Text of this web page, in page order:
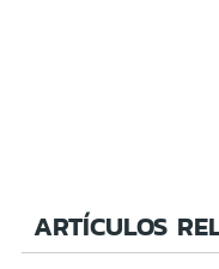
ARTÍCULOS